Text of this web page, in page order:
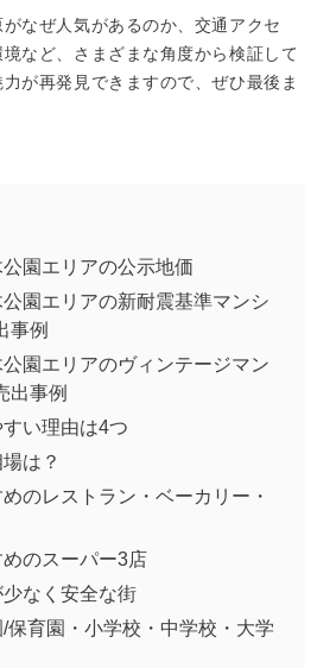
なぜ人気があるのか、交通アクセ
など、さまざまな角度から検証して
が再発見できますので、ぜひ最後ま
園エリアの公示地価
園エリアの新耐震基準マンシ
事例
園エリアのヴィンテージマン
出事例
い理由は4つ
は？
のレストラン・ベーカリー・
のスーパー3店
なく安全な街
保育園・小学校・中学校・大学